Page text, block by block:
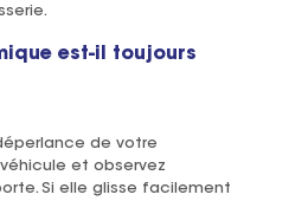
est-il toujours
de votre
et observez
Si elle glisse facilement